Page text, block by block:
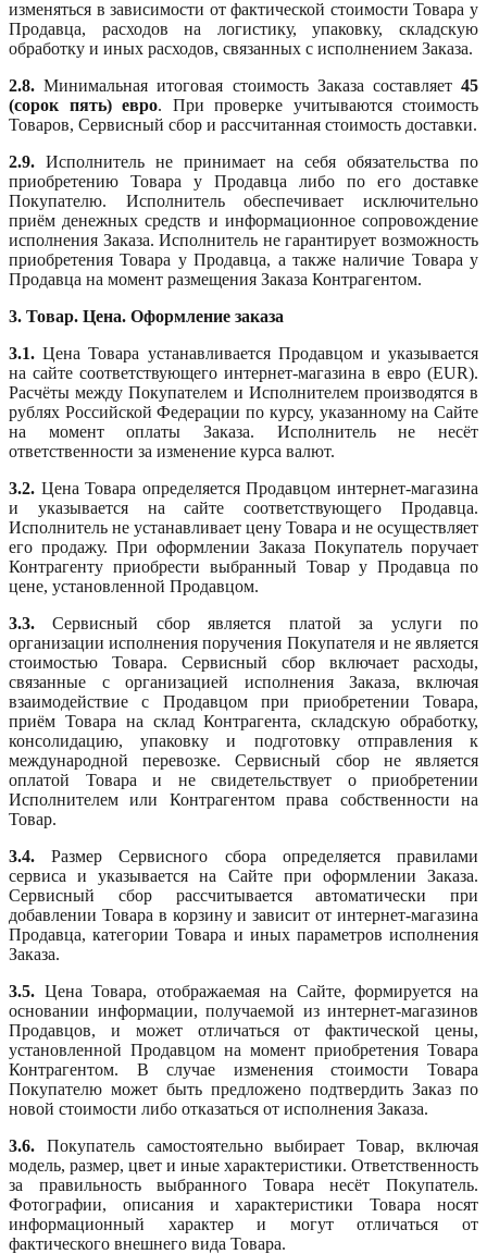
изменяться в зависимости от фактической стоимости Товара у
Продавца, расходов на логистику, упаковку, складскую
обработку и иных расходов, связанных с исполнением Заказа.
2.8. Минимальная итоговая стоимость Заказа составляет 45
(сорок пять) евро. При проверке учитываются стоимость
Товаров, Сервисный сбор и рассчитанная стоимость доставки.
2.9. Исполнитель не принимает на себя обязательства по
приобретению Товара у Продавца либо по его доставке
Покупателю. Исполнитель обеспечивает исключительно
приём денежных средств и информационное сопровождение
исполнения Заказа. Исполнитель не гарантирует возможность
приобретения Товара у Продавца, а также наличие Товара у
Продавца на момент размещения Заказа Контрагентом.
3. Товар. Цена. Оформление заказа
3.1. Цена Товара устанавливается Продавцом и указывается
на сайте соответствующего интернет-магазина в евро (EUR).
Расчёты между Покупателем и Исполнителем производятся в
рублях Российской Федерации по курсу, указанному на Сайте
на момент оплаты Заказа. Исполнитель не несёт
ответственности за изменение курса валют.
3.2. Цена Товара определяется Продавцом интернет-магазина
и указывается на сайте соответствующего Продавца.
Исполнитель не устанавливает цену Товара и не осуществляет
его продажу. При оформлении Заказа Покупатель поручает
Контрагенту приобрести выбранный Товар у Продавца по
цене, установленной Продавцом.
3.3. Сервисный сбор является платой за услуги по
организации исполнения поручения Покупателя и не является
стоимостью Товара. Сервисный сбор включает расходы,
связанные с организацией исполнения Заказа, включая
взаимодействие с Продавцом при приобретении Товара,
приём Товара на склад Контрагента, складскую обработку,
консолидацию, упаковку и подготовку отправления к
международной перевозке. Сервисный сбор не является
оплатой Товара и не свидетельствует о приобретении
Исполнителем или Контрагентом права собственности на
Товар.
3.4. Размер Сервисного сбора определяется правилами
сервиса и указывается на Сайте при оформлении Заказа.
Сервисный сбор рассчитывается автоматически при
добавлении Товара в корзину и зависит от интернет-магазина
Продавца, категории Товара и иных параметров исполнения
Заказа.
3.5. Цена Товара, отображаемая на Сайте, формируется на
основании информации, получаемой из интернет-магазинов
Продавцов, и может отличаться от фактической цены,
установленной Продавцом на момент приобретения Товара
Контрагентом. В случае изменения стоимости Товара
Покупателю может быть предложено подтвердить Заказ по
новой стоимости либо отказаться от исполнения Заказа.
3.6. Покупатель самостоятельно выбирает Товар, включая
модель, размер, цвет и иные характеристики. Ответственность
за правильность выбранного Товара несёт Покупатель.
Фотографии, описания и характеристики Товара носят
информационный характер и могут отличаться от
фактического внешнего вида Товара.